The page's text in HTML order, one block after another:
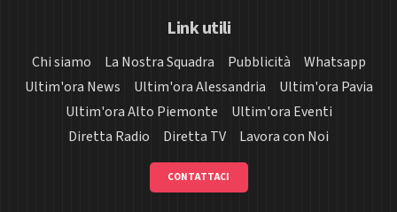
Link utili
Chi siamo La Nostra Squadra Pubblicità
Whatsapp
Ultim'ora News
Ultim'ora Alessandria
Ultim'ora Pavia
Ultim'ora Alto Piemonte
Ultim'ora Eventi
Diretta Radio
Diretta TV Lavora con Noi
CONTATTACI